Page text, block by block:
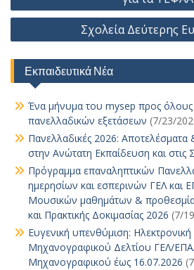
k p k
n Σχολεία Δεύτερης
Εκπαιδευτικά Νέα
Ένα μήνυμα του mysep προς
πανελλαδικών εξετάσεων (7/23/
Πανελλαδικές 2026: Αποτελέσματα
στην Ανώτατη Εκπαίδευση και στις
Πρόγραμμα επαναληπτικών
ημερησίων και εσπερινών ΓΕΛ και
Μουσικών μαθημάτων & προθεσμία
και Πρακτικής Δοκιμασίας 2026 (7/
Ευγενική υπενθύμιση:
Μηχανογραφικού Δελτίου ΓΕΛ/
Μηχανογραφικού έως 16.07.2026